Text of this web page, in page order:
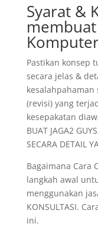
Syarat &
Pastikan konsep
secara jelas &
kesalahpahaman
(revisi) yang
kesepakatan
BUAT JAGA2
SECARA DETAIL
Bagaimana Cara
langkah awal
menggunakan
KONSULTASI.
ini.